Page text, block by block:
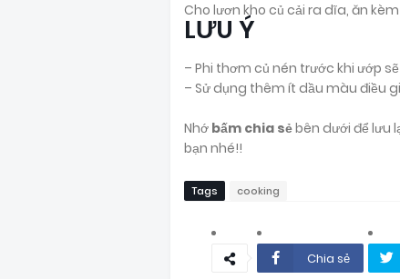
Cho lươn kho củ cải ra dĩa, ăn
LƯU Ý
– Phi thơm củ nén trước khi ướp
– Sử dụng thêm ít dầu màu điều
Nhớ bấm chia sẻbên dưới để lưu
bạn nhé!!
Tags cooking
Chia sẻ